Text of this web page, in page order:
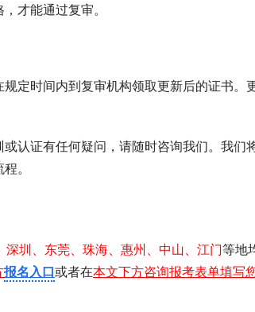
才能通过复审。
定时间内到复审机构领取更新后的证书。
或认证有任何疑问，请随时咨询我们。我
。
深圳、东莞、珠海、惠州、中山、江门等地
报名入口或者在本文下方咨询报考表单填写